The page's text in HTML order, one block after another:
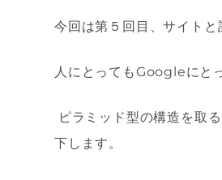
今回は第５回目、サイトと
人にとってもGoogleにと
ピラミッド型の構造を取
下します。